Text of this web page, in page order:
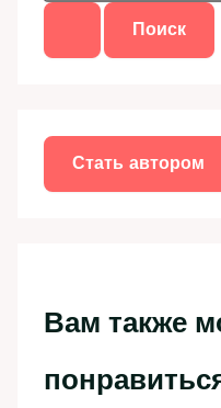
и
к
Стать автором
Вам также